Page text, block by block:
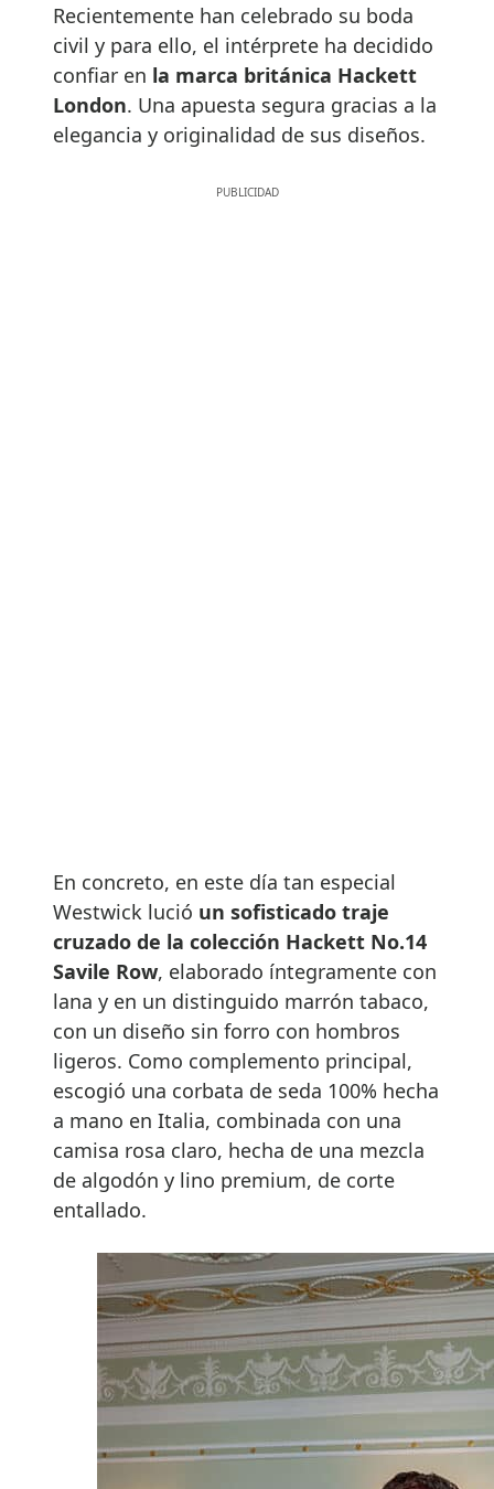
Recientemente han celebrado su boda
civil y para ello, el intérprete ha decidido
confiar en la marca británica Hackett
London. Una apuesta segura gracias a la
elegancia y originalidad de sus diseños.
En concreto, en este día tan especial
Westwick lució un sofisticado traje
cruzado de la colección Hackett No.14
Savile Row, elaborado íntegramente con
lana y en un distinguido marrón tabaco,
con un diseño sin forro con hombros
ligeros. Como complemento principal,
escogió una corbata de seda 100% hecha
a mano en Italia, combinada con una
camisa rosa claro, hecha de una mezcla
de algodón y lino premium, de corte
entallado.